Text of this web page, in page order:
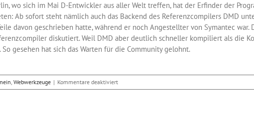
Theme
wo sich im Mai D-Entwickler aus aller Welt treffen, hat der Erfinder der
Ab sofort steht nämlich auch das Backend des Referenzcompilers DMD
davon geschrieben hatte, während er noch Angestellter von Symantec
diskutiert. Weil DMD aber deutlich schneller kompiliert als die
gesehen hat sich das Warten für die Community gelohnt.
, Webwerkzeuge | Kommentare deaktiviertfür
D-